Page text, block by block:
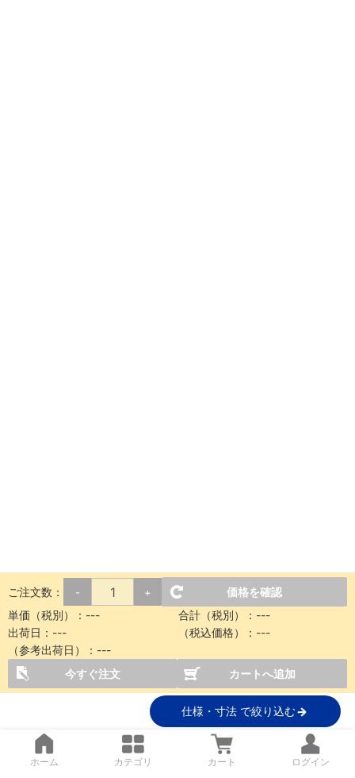
ご注文数： - +
価格を確認
単価（税別）： --- 合計（税別）： ---
出荷日： --- （税込価格）： ---
（参考出荷日）： ---
今すぐ注文
カートへ追加
仕様・寸法 で絞り込む
ホーム カテゴリ カート ログイン